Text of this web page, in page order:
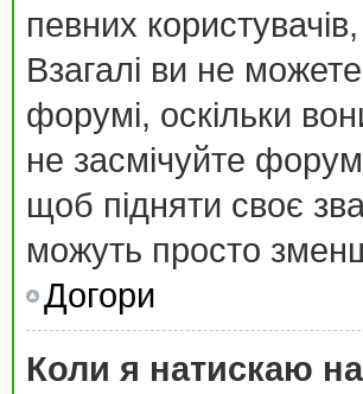
певних
Взагалі ви не
форумі, оскільки
не засмічуйте
щоб підняти своє
можуть просто
Догори
Коли я натискаю